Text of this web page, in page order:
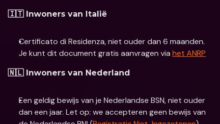
🇮🇹 Inwoners van Italië
Certificato di Residenza, niet ouder dan 6 maanden.
Je kunt dit document gratis aanvragen via het ANRP
🇳🇱 Inwoners van Nederland
Een geldig bewijs van je Nederlandse BSN, niet ouder
dan een jaar. Let op: we accepteren geen bewijs van